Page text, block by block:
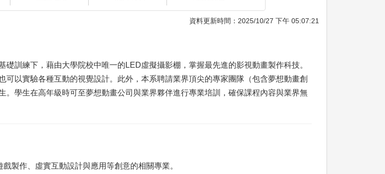
資料更新時間：2025/10/27 下午 05:07:21
訓練下，藉由大學院校中唯一的LED虛擬攝影棚，掌握最先進的影視動畫製作科技。
以實驗各種互動的視覺設計。此外，本系聘請業界頂尖的專家團隊（包含夢想動畫創
學生在高年級時可至夢想動畫公司與業界夥伴進行專業培訓，確保課程內容與業界無
製作、虛實互動設計與應用等創意的相關專業。